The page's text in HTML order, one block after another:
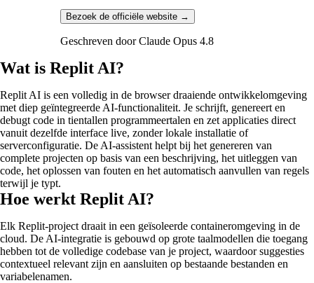
Bezoek de officiële website →
Geschreven doorClaude Opus 4.8
Wat is Replit AI?
Replit AI is een volledig in de browser draaiende ontwikkelomgeving
met diep geïntegreerde AI-functionaliteit. Je schrijft, genereert en
debugt code in tientallen programmeertalen en zet applicaties direct
vanuit dezelfde interface live, zonder lokale installatie of
serverconfiguratie. De AI-assistent helpt bij het genereren van
complete projecten op basis van een beschrijving, het uitleggen van
code, het oplossen van fouten en het automatisch aanvullen van regels
terwijl je typt.
Hoe werkt Replit AI?
Elk Replit-project draait in een geïsoleerde containeromgeving in de
cloud. De AI-integratie is gebouwd op grote taalmodellen die toegang
hebben tot de volledige codebase van je project, waardoor suggesties
contextueel relevant zijn en aansluiten op bestaande bestanden en
variabelenamen.